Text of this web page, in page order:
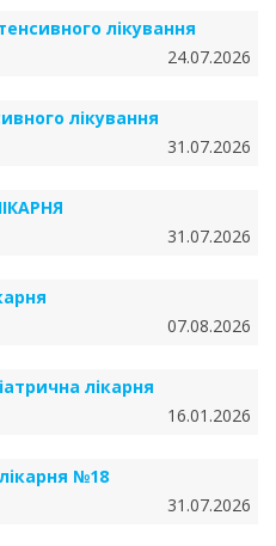
лікування
24.07.2026
лікування
31.07.2026
31.07.2026
07.08.2026
лікарня
16.01.2026
№18
31.07.2026